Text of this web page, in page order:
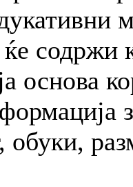
содржи
основа
обуки,